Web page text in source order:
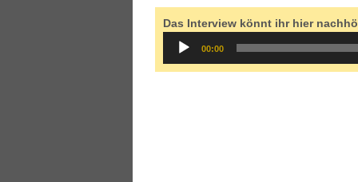
Das Interview könnt ihr hier
Audio
Player
00:00